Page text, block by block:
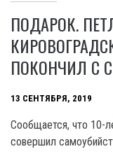
ПОДАРОК.
ПОКОНЧИЛ С
13 СЕНТЯБРЯ, 2019
Сообщается, что 10-
совершил